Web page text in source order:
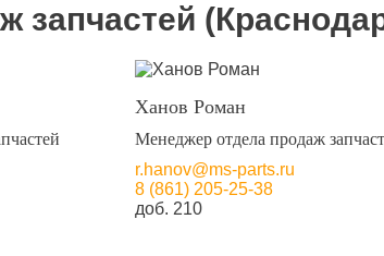
запчастей
Ханов Роман
Менеджер отдела продаж
r.hanov@ms-parts.ru
8 (861) 205-25-38
доб. 210